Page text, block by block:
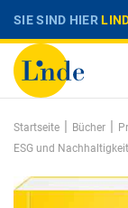
SIE SIND HIER
Startseite | Bücher |
ESG und